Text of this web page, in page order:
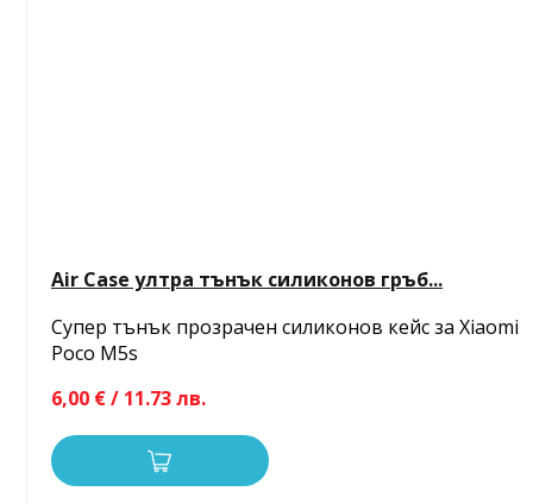
Air Case ултра тънък силиконов гръб...
Супер тънък прозрачен силиконов кейс за Xiaomi
Poco M5s
6,00 € / 11.73 лв.